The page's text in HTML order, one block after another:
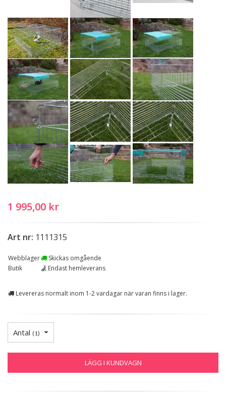
1 995,00 kr
Art nr: 1111315
Webblager
Skickas omgående
Butik
Endast hemleverans
Levereras normalt inom 1-2 vardagar när varan finns i lager.
Antal (1)
LÄGG I KUNDVAGN